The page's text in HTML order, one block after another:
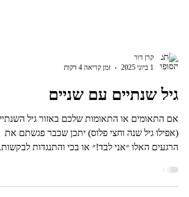
1 ביוני 2025
זמן קריאה 4 דקות
גיל שנתיים עם שניים
אם התאומים או התאומות שלכם באזור גיל
(אפילו גיל שנה וחצי פלוס) יתכן שכבר פגשתם את
הרגעים האלו ״אני לבד!״ או בכי והתנגדות